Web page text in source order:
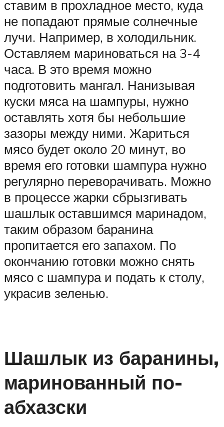
ставим в прохладное место, куда
не попадают прямые солнечные
лучи. Например, в холодильник.
Оставляем мариноваться на 3-4
часа. В это время можно
подготовить мангал. Нанизывая
куски мяса на шампуры, нужно
оставлять хотя бы небольшие
зазоры между ними. Жариться
мясо будет около 20 минут, во
время его готовки шампура нужно
регулярно переворачивать. Можно
в процессе жарки сбрызгивать
шашлык оставшимся маринадом,
таким образом баранина
пропитается его запахом. По
окончанию готовки можно снять
мясо с шампура и подать к столу,
украсив зеленью.
Шашлык из баранины,
маринованный по-
абхазски